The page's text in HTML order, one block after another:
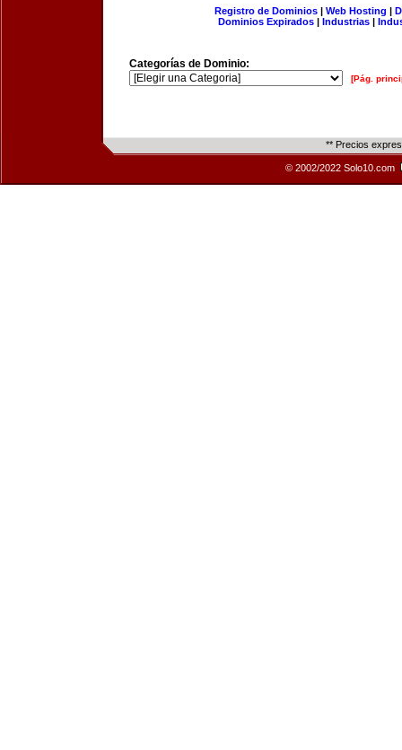
Registro de Dominios| Web Hosting |
Dominios Expirados | Industrias |
Categorías de Dominio:
[Pág.
** Precios
© 2002/2022 Solo10.com